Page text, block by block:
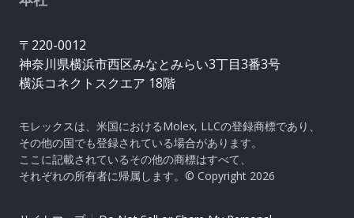
〒220-0012
神奈川県横浜市西区みなとみらい3丁目3番3号
横浜コネクトスクエア 18階
モレックスは、米国におけるMolex, LLCの登録商標であり、
その他の国でも登録されている場合があります。
ここに記載されているその他の商標はすべて、
それぞれの所有者に帰属します。© Copyright 2026